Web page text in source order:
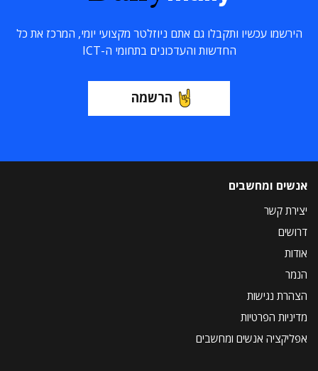
הירשמו עכשיו ותקבלו גם אתם ניוזלטר מקצועי יומי, המרכז את כל
החדשות והעדכונים בתחומי ה-ICT
הרשמה
אנשים ומחשבים
יצירת קשר
דרושים
אודות
הנמר
הצהרת נגישות
מדיניות הפרטיות
אפליקציה אנשים ומחשבים